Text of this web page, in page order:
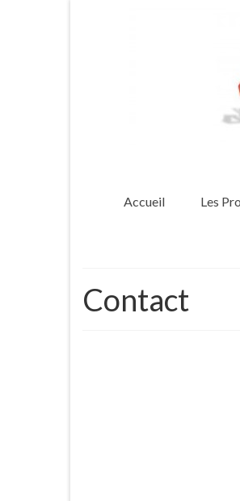
Accueil Les
Contact